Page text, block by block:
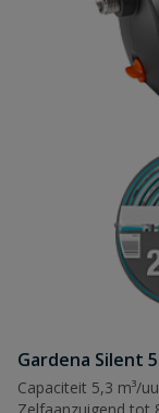
Gardena Silent
Capaciteit 5,3 m³/